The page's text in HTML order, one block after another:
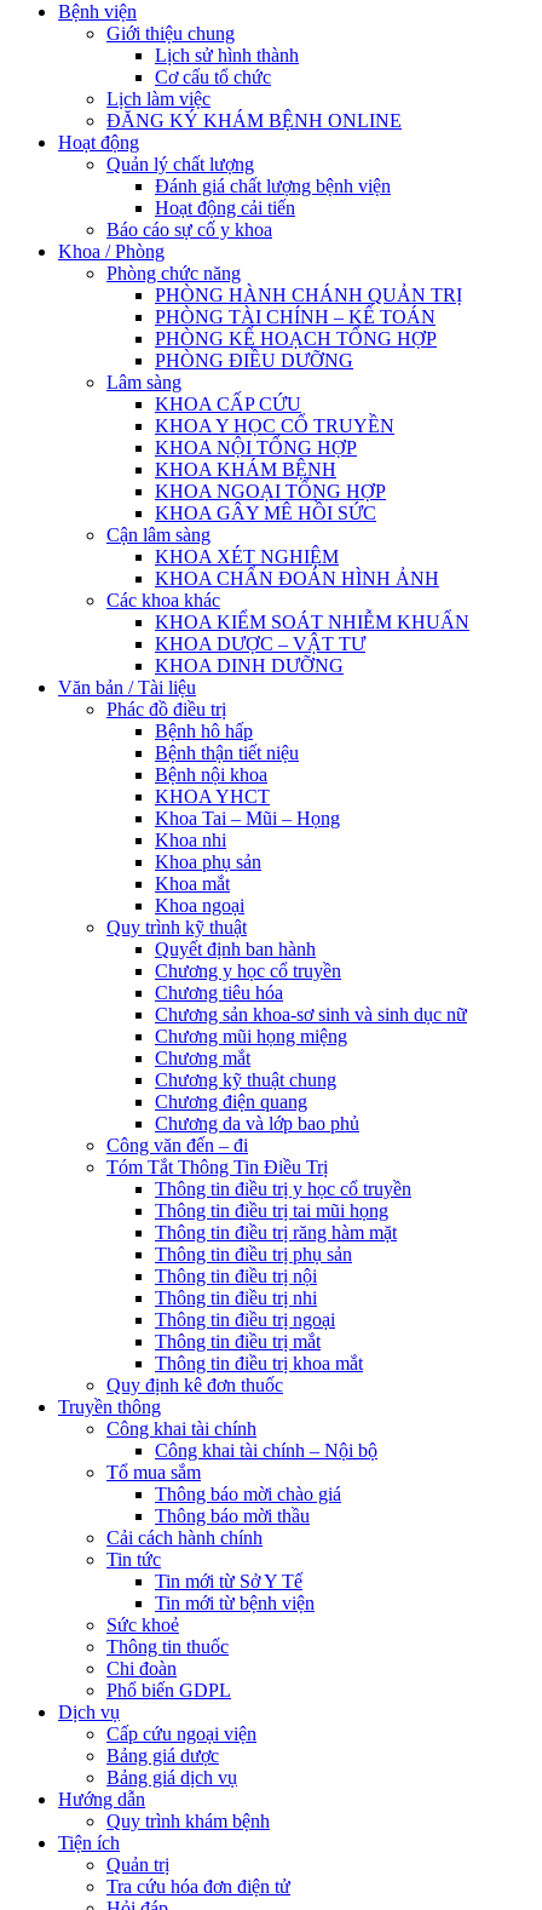
Bệnh viện
Giới thiệu chung
Lịch sử hình thành
Cơ cấu tổ chức
Lịch làm việc
ĐĂNG KÝ KHÁM BỆNH ONLINE
Hoạt động
Quản lý chất lượng
Đánh giá chất lượng bệnh viện
Hoạt động cải tiến
Báo cáo sự cố y khoa
Khoa / Phòng
Phòng chức năng
PHÒNG HÀNH CHÁNH QUẢN TRỊ
PHÒNG TÀI CHÍNH – KẾ TOÁN
PHÒNG KẾ HOẠCH TỔNG HỢP
PHÒNG ĐIỀU DƯỠNG
Lâm sàng
KHOA CẤP CỨU
KHOA Y HỌC CỔ TRUYỀN
KHOA NỘI TỔNG HỢP
KHOA KHÁM BỆNH
KHOA NGOẠI TỔNG HỢP
KHOA GÂY MÊ HỒI SỨC
Cận lâm sàng
KHOA XÉT NGHIỆM
KHOA CHẨN ĐOÁN HÌNH ẢNH
Các khoa khác
KHOA KIỂM SOÁT NHIỄM KHUẨN
KHOA DƯỢC – VẬT TƯ
KHOA DINH DƯỠNG
Văn bản / Tài liệu
Phác đồ điều trị
Bệnh hô hấp
Bệnh thận tiết niệu
Bệnh nội khoa
KHOA YHCT
Khoa Tai – Mũi – Họng
Khoa nhi
Khoa phụ sản
Khoa mắt
Khoa ngoại
Quy trình kỹ thuật
Quyết định ban hành
Chương y học cổ truyền
Chương tiêu hóa
Chương sản khoa-sơ sinh và sinh dục nữ
Chương mũi họng miệng
Chương mắt
Chương kỹ thuật chung
Chương điện quang
Chương da và lớp bao phủ
Công văn đến – đi
Tóm Tắt Thông Tin Điều Trị
Thông tin điều trị y học cổ truyền
Thông tin điều trị tai mũi họng
Thông tin điều trị răng hàm mặt
Thông tin điều trị phụ sản
Thông tin điều trị nội
Thông tin điều trị nhi
Thông tin điều trị ngoại
Thông tin điều trị mắt
Thông tin điều trị khoa mắt
Quy định kê đơn thuốc
Truyền thông
Công khai tài chính
Công khai tài chính – Nội bộ
Tổ mua sắm
Thông báo mời chào giá
Thông báo mời thầu
Cải cách hành chính
Tin tức
Tin mới từ Sở Y Tế
Tin mới từ bệnh viện
Sức khoẻ
Thông tin thuốc
Chi đoàn
Phổ biến GDPL
Dịch vụ
Cấp cứu ngoại viện
Bảng giá dược
Bảng giá dịch vụ
Hướng dẫn
Quy trình khám bệnh
Tiện ích
Quản trị
Tra cứu hóa đơn điện tử